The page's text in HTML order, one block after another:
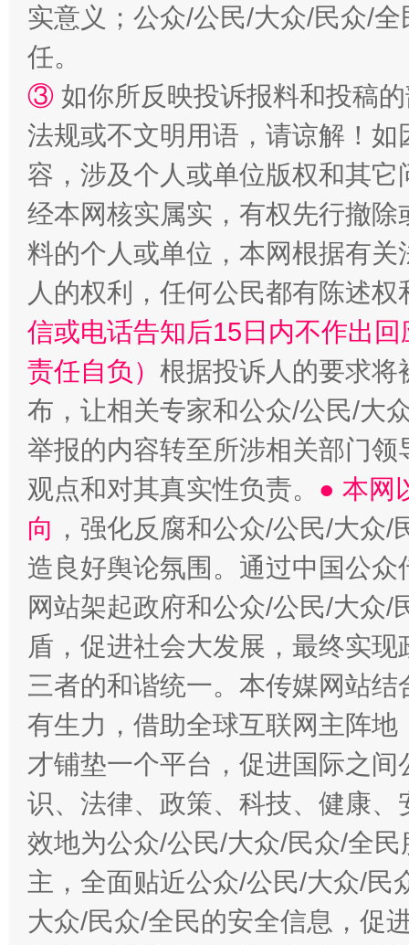
实意义；公众/公民/大众/民众/
任。
③ 如你所反映投诉报料和投稿
法规或不文明用语，请谅解！
容，涉及个人或单位版权和其它
经本网核实属实，有权先行撤
料的个人或单位，本网根据有
人的权利，任何公民都有陈述
信或电话告知后15日内不作出
责任自负） 根据投诉人的要求将
布，让相关专家和公众/公民/大
举报的内容转至所涉相关部门
观点和对其真实性负责。 ● 本网
向 ，强化反腐和公众/公民/大众
造良好舆论氛围。通过中国公
网站架起政府和公众/公民/大众
盾，促进社会大发展，最终实
三者的和谐统一。本传媒网站
有生力，借助全球互联网主阵
才铺垫一个平台，促进国际之
识、法律、政策、科技、健康
效地为公众/公民/大众/民众/全
主，全面贴近公众/公民/大众/民
大众/民众/全民的安全信息，促